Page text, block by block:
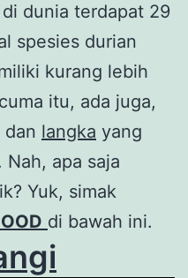
di dunia terdapat 29
spesies durian
kurang lebih
itu, ada juga,
langka yang
Nah, apa saja
Yuk, simak
di bawah ini.